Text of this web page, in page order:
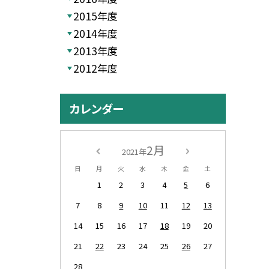
2015年度
2014年度
2013年度
2012年度
カレンダー
2021年2月
日 月 火 水 木 金 土
1 2 3 4 5
6
7
8 9 10 11 12
13
14
15 16 17 18 19
20
21
22 23 24 25 26
27
28